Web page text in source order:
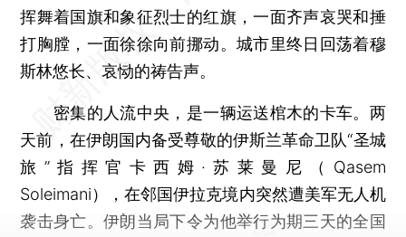
挥舞着国旗和象征烈士的红旗，一面齐声哀哭和捶
打胸膛，一面徐徐向前挪动。城市里终日回荡着穆
斯林悠长、哀恸的祷告声。
密集的人流中央，是一辆运送棺木的卡车。两
天前，在伊朗国内备受尊敬的伊斯兰革命卫队“圣城
旅”指挥官卡西姆·苏莱曼尼（Qasem
Soleimani），在邻国伊拉克境内突然遭美军无人机
袭击身亡。伊朗当局下令为他举行为期三天的全国